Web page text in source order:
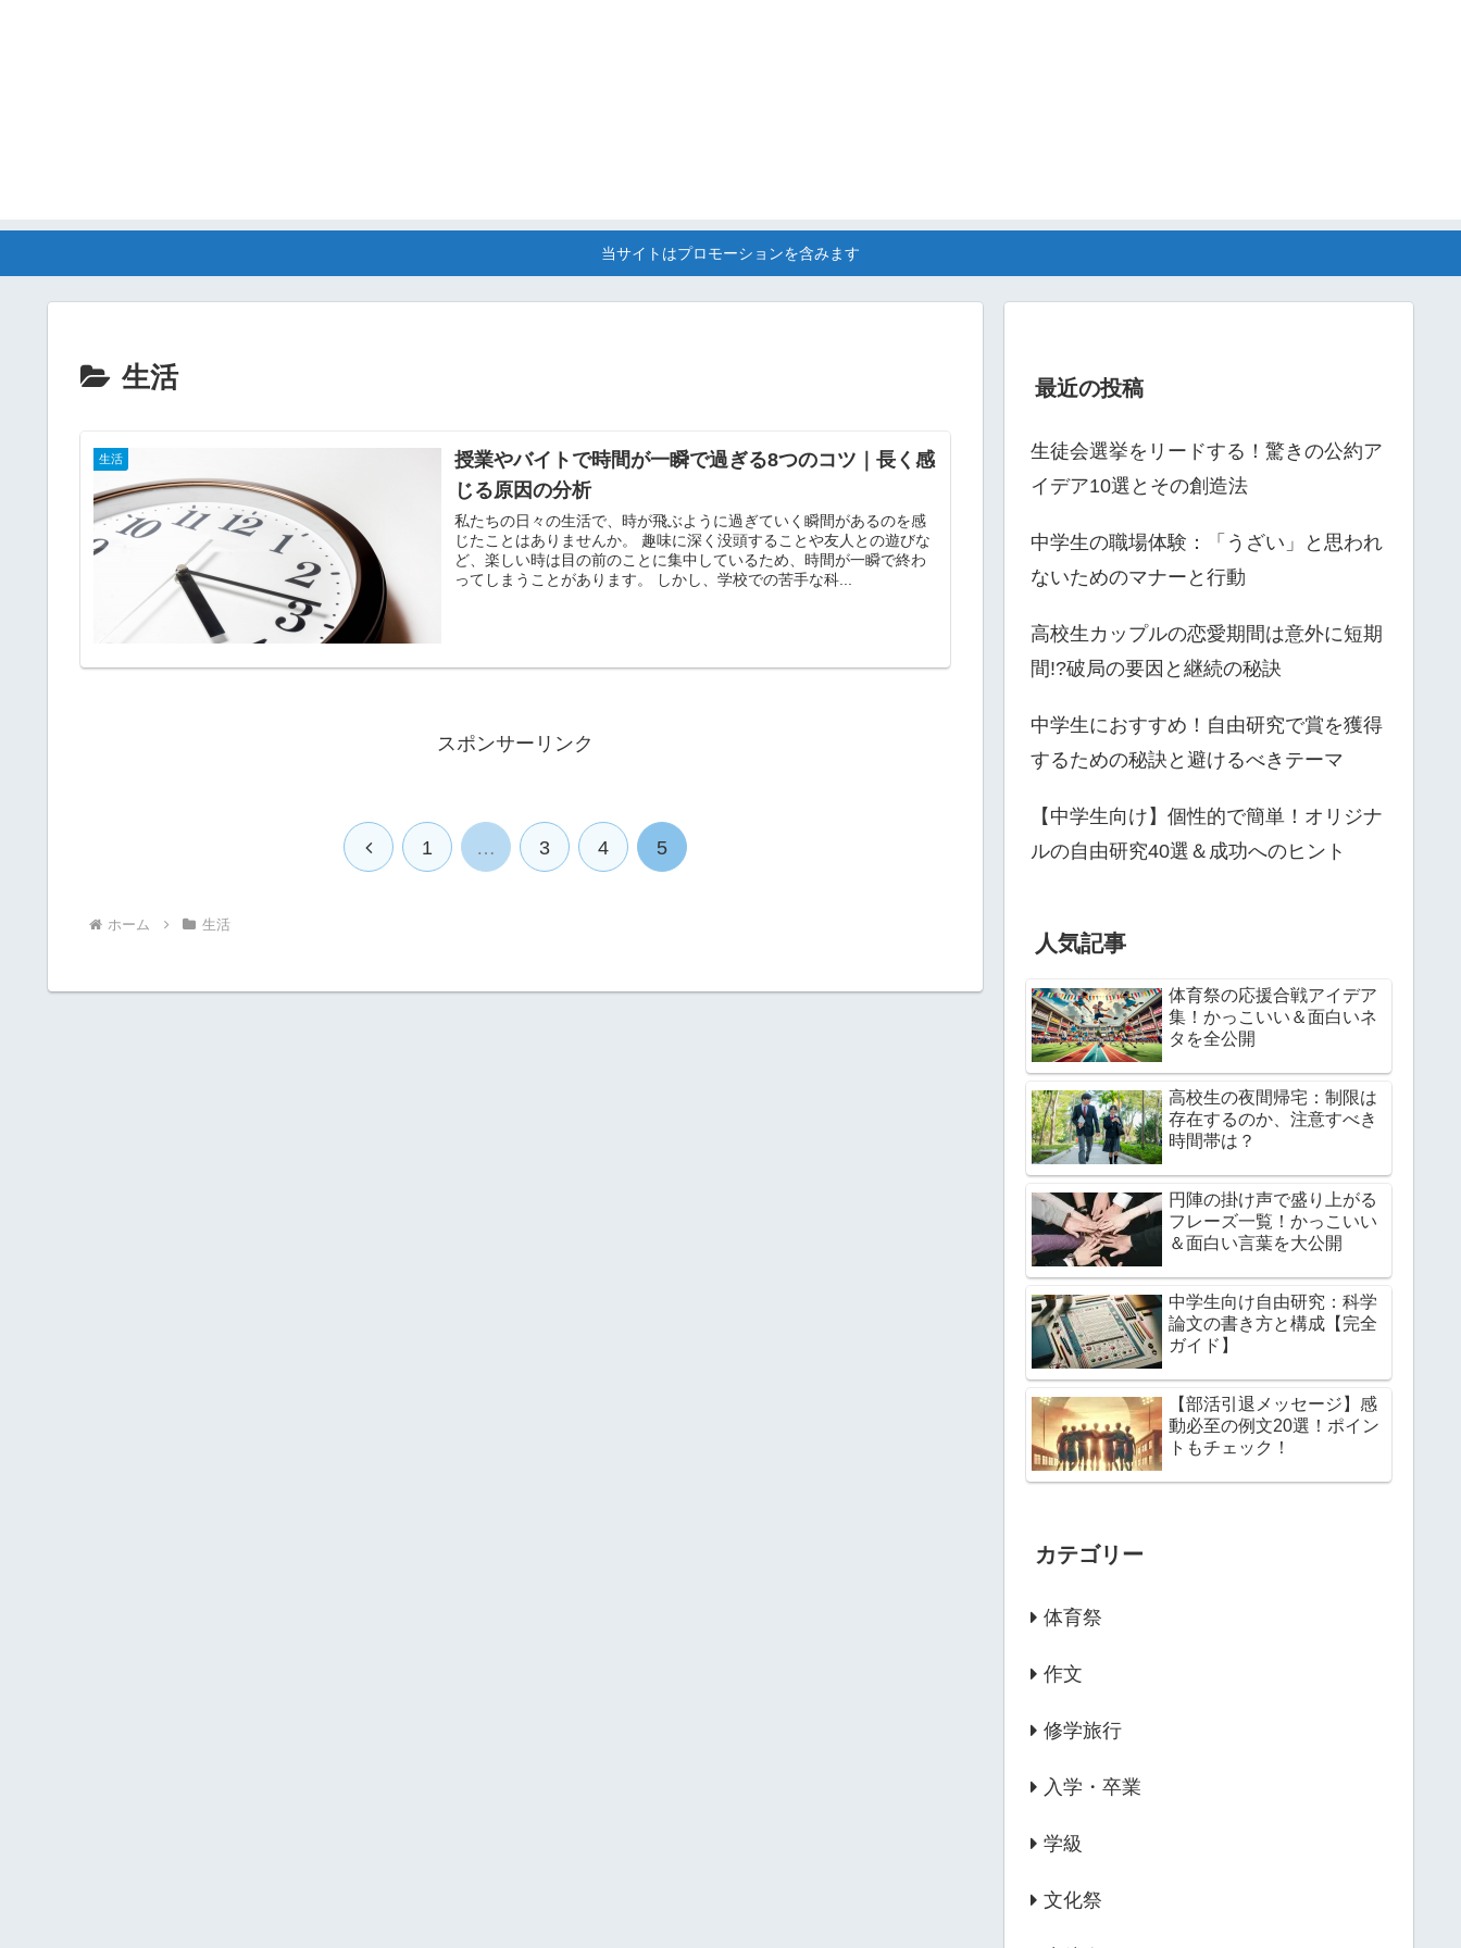
当サイトはプロモーションを含みます
生活
生活
授業やバイトで時間が一瞬で過ぎる8つのコツ｜長く感
じる原因の分析
私たちの日々の生活で、時が飛ぶように過ぎていく瞬間があるのを感
じたことはありませんか。 趣味に深く没頭することや友人との遊びな
ど、楽しい時は目の前のことに集中しているため、時間が一瞬で終わ
ってしまうことがあります。 しかし、学校での苦手な科...
スポンサーリンク
前 1 … 3 4 5
ホーム 生活
最近の投稿
生徒会選挙をリードする！驚きの公約ア
イデア10選とその創造法
中学生の職場体験：「うざい」と思われ
ないためのマナーと行動
高校生カップルの恋愛期間は意外に短期
間!?破局の要因と継続の秘訣
中学生におすすめ！自由研究で賞を獲得
するための秘訣と避けるべきテーマ
【中学生向け】個性的で簡単！オリジナ
ルの自由研究40選＆成功へのヒント
人気記事
体育祭の応援合戦アイデア
集！かっこいい＆面白いネ
タを全公開
高校生の夜間帰宅：制限は
存在するのか、注意すべき
時間帯は？
円陣の掛け声で盛り上がる
フレーズ一覧！かっこいい
＆面白い言葉を大公開
中学生向け自由研究：科学
論文の書き方と構成【完全
ガイド】
【部活引退メッセージ】感
動必至の例文20選！ポイン
トもチェック！
カテゴリー
体育祭
作文
修学旅行
入学・卒業
学級
文化祭